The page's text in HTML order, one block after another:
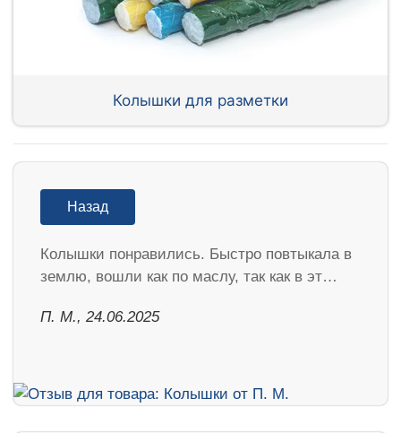
Колышки для разметки
Назад
Колышки понравились. Быстро повтыкала в
землю, вошли как по маслу, так как в эт…
П. М., 24.06.2025